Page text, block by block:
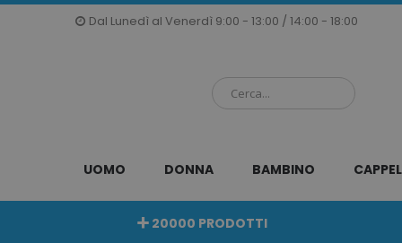
Dal Lunedì al Venerdì 9:00 - 13:00 / 14:00 - 18:00
Salta
UOMO DONNA BAMBINO
20000 PRODOTTI